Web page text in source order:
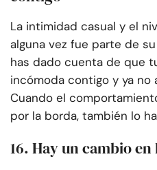
La intimidad casual y el
alguna vez fue parte de
has dado cuenta de que
incómoda contigo y ya no
Cuando el
por la borda, también lo
16. Hay un cambio